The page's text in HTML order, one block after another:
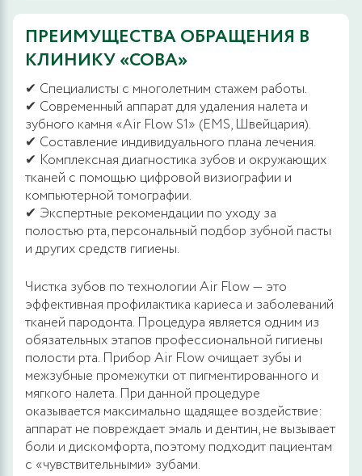
ПРЕИМУЩЕСТВА ОБРАЩЕНИЯ В
КЛИНИКУ «СОВА»
✔ Специалисты с многолетним стажем работы.
✔ Современный аппарат для удаления налета и
зубного камня «Air Flow S1» (EMS, Швейцария).
✔ Составление индивидуального плана лечения.
✔ Комплексная диагностика зубов и окружающих
тканей с помощью цифровой визиографии и
компьютерной томографии.
✔ Экспертные рекомендации по уходу за
полостью рта, персональный подбор зубной пасты
и других средств гигиены.
Чистка зубов по технологии Air Flow — это
эффективная профилактика кариеса и заболеваний
тканей пародонта. Процедура является одним из
обязательных этапов профессиональной гигиены
полости рта. Прибор Air Flow очищает зубы и
межзубные промежутки от пигментированного и
мягкого налета. При данной процедуре
оказывается максимально щадящее воздействие:
аппарат не повреждает эмаль и дентин, не вызывает
боли и дискомфорта, поэтому подходит пациентам
с «чувствительными» зубами.